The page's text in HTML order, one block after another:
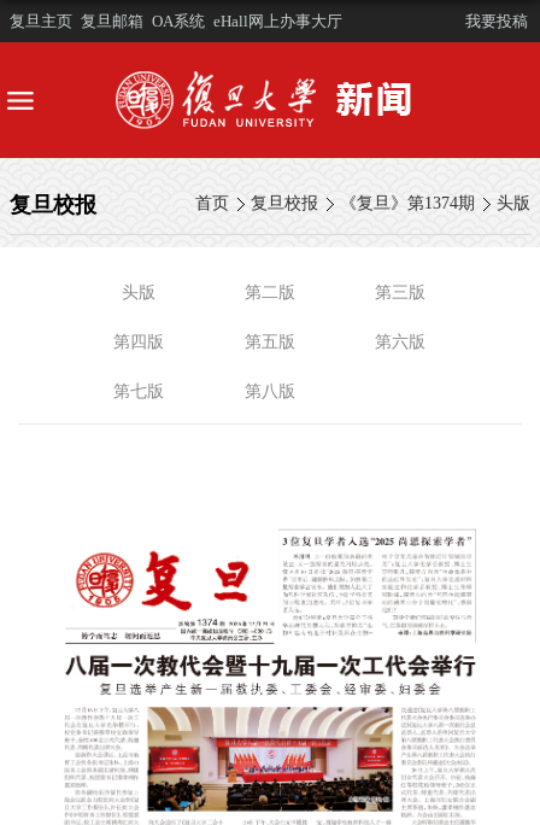
复旦主页 复旦邮箱 OA系统 eHall网上办事大厅 我要投稿
首页 复旦校报 《复旦》第1374期 头版
复旦校报
头版 第二版 第三版
第四版 第五版 第六版
第七版 第八版